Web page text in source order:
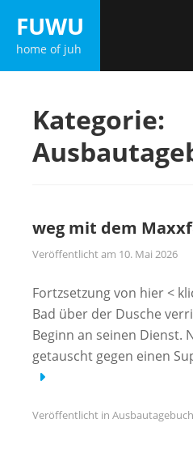
Inhalt
springen
FUWU
home of juh
Kategorie:
weg mit dem
Veröffentlicht am 10. Mai 2026
Fortzsetzung von hier <
Bad über der Dusche
Beginn an seinen Dienst.
getauscht gegen einen
Veröffentlicht in Ausbautagebuch